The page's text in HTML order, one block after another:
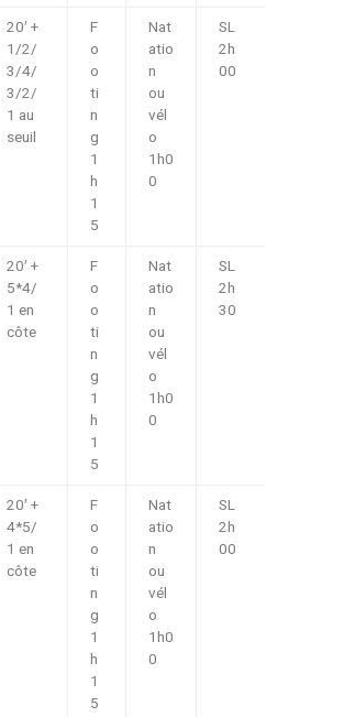
20′ +
1/2/
3/4/
3/2/
1 au
seuil
F
o
o
ti
n
g
1
h
1
5
Nat
atio
n
ou
vél
o
1h0
0
SL
2h
00
20′ +
5*4/
1 en
côte
F
o
o
ti
n
g
1
h
1
5
Nat
atio
n
ou
vél
o
1h0
0
SL
2h
30
20′ +
4*5/
1 en
côte
F
o
o
ti
n
g
1
h
1
5
Nat
atio
n
ou
vél
o
1h0
0
SL
2h
00